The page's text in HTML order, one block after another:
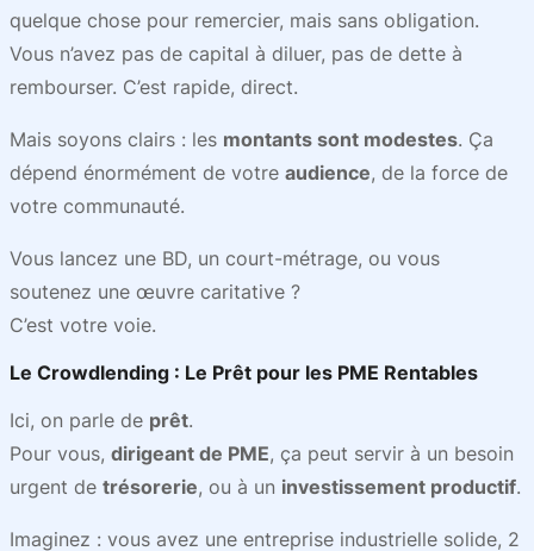
quelque chose pour remercier, mais sans obligation.
Vous n’avez pas de capital à diluer, pas de dette à
rembourser. C’est rapide, direct.
Mais soyons clairs : les montants sont modestes. Ça
dépend énormément de votre audience, de la force de
votre communauté.
Vous lancez une BD, un court-métrage, ou vous
soutenez une œuvre caritative ?
C’est votre voie.
Le Crowdlending : Le Prêt pour les PME Rentables
Ici, on parle de prêt.
Pour vous, dirigeant de PME, ça peut servir à un besoin
urgent de trésorerie, ou à un investissement productif.
Imaginez : vous avez une entreprise industrielle solide, 2